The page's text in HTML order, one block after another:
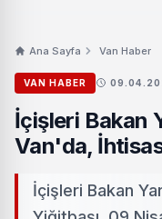
Ana Sayfa Van Haber
VAN HABER
İçişleri Bakan
Van'da,
İçişleri Bakan